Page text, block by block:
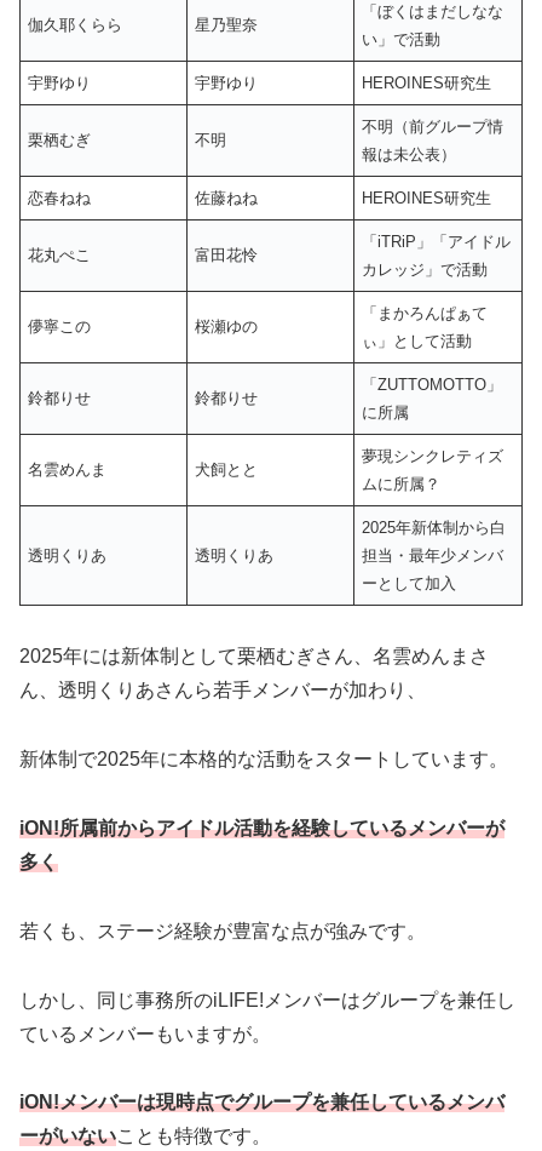
伽久耶くらら 星乃聖奈
「ぼくはまだしなな
い」で活動
宇野ゆり 宇野ゆり HEROINES研究生
栗栖むぎ 不明
不明（前グループ情
報は未公表）
恋春ねね 佐藤ねね HEROINES研究生
花丸ぺこ 富田花怜
「iTRiP」「アイドル
カレッジ」で活動
儚寧この 桜瀬ゆの
「まかろんぱぁて
ぃ」として活動
鈴都りせ 鈴都りせ
「ZUTTOMOTTO」
に所属
名雲めんま 犬飼とと
夢現シンクレティズ
ムに所属？
透明くりあ 透明くりあ
2025年新体制から白
担当・最年少メンバ
ーとして加入
2025年には新体制として栗栖むぎさん、名雲めんまさ
ん、透明くりあさんら若手メンバーが加わり、
新体制で2025年に本格的な活動をスタートしています。
iON!所属前からアイドル活動を経験しているメンバーが
多く
若くも、ステージ経験が豊富な点が強みです。
しかし、同じ事務所のiLIFE!メンバーはグループを兼任し
ているメンバーもいますが。
iON!メンバーは現時点でグループを兼任しているメンバ
ーがいないことも特徴です。